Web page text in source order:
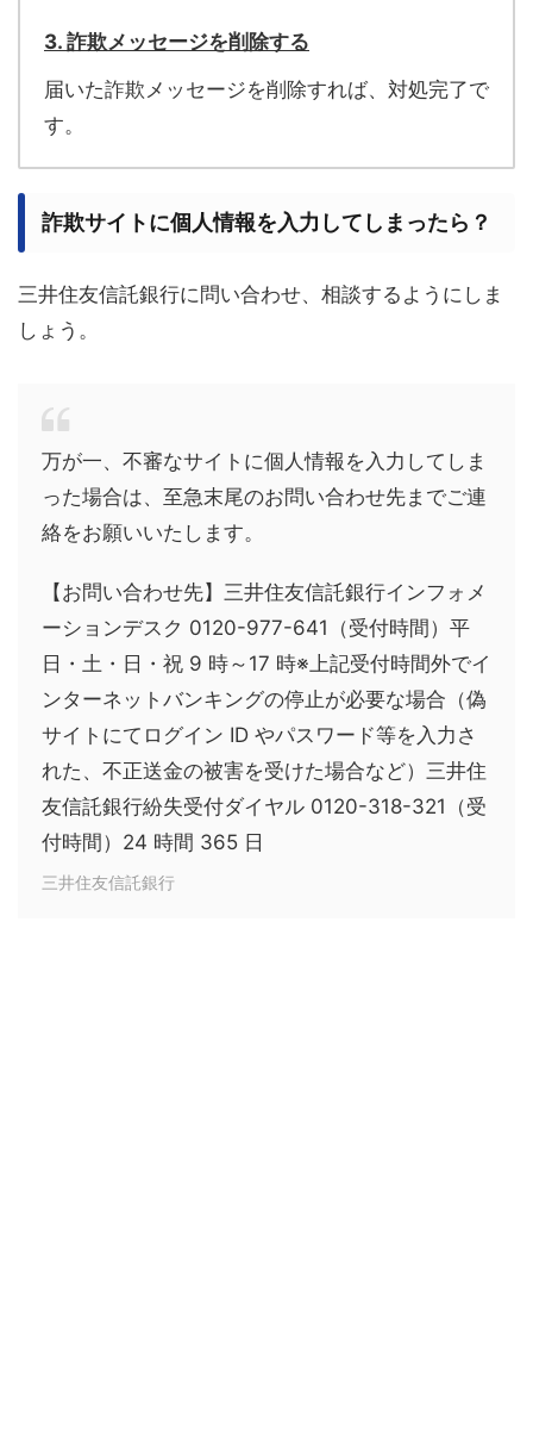
3. 詐欺メッセージを削除する
届いた詐欺メッセージを削除すれば、対処完了で
す。
詐欺サイトに個人情報を入力してしまったら？
三井住友信託銀行に問い合わせ、相談するようにしま
しょう。
万が一、不審なサイトに個人情報を入力してしま
った場合は、至急末尾のお問い合わせ先までご連
絡をお願いいたします。
【お問い合わせ先】 三井住友信託銀行インフォメ
ーションデスク 0120-977-641 （受付時間）平
日・土・日・祝 9 時～17 時※上記受付時間外でイ
ンターネットバンキングの停止が必要な場合 （偽
サイトにてログイン ID やパスワード等を入力さ
れた、不正送金の被害を受けた場合など） 三井住
友信託銀行紛失受付ダイヤル 0120-318-321 （受
付時間）24 時間 365 日
三井住友信託銀行